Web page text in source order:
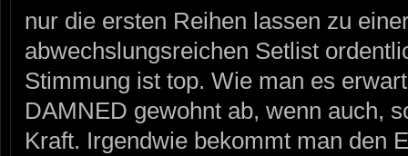
nur die ersten Reihen lassen zu
abwechslungsreichen Setlist
Stimmung ist top. Wie man es
DAMNED gewohnt ab, wenn auch,
Kraft. Irgendwie bekommt man den